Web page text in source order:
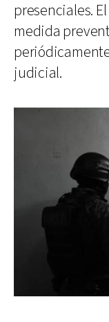
presenciales.
medida
judicial.